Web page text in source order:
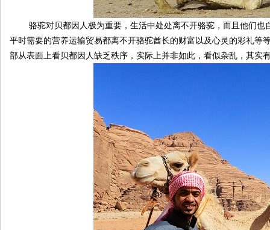
骆驼对贝都因人极为重要，生活中处处离不开骆驼，而且他们也
平时需要的营养运输贸易都离不开骆驼酋长的财富以及心灵的彩礼
部从表面上看贝都因人缺乏秩序，实际上并非如此，看似杂乱，其实